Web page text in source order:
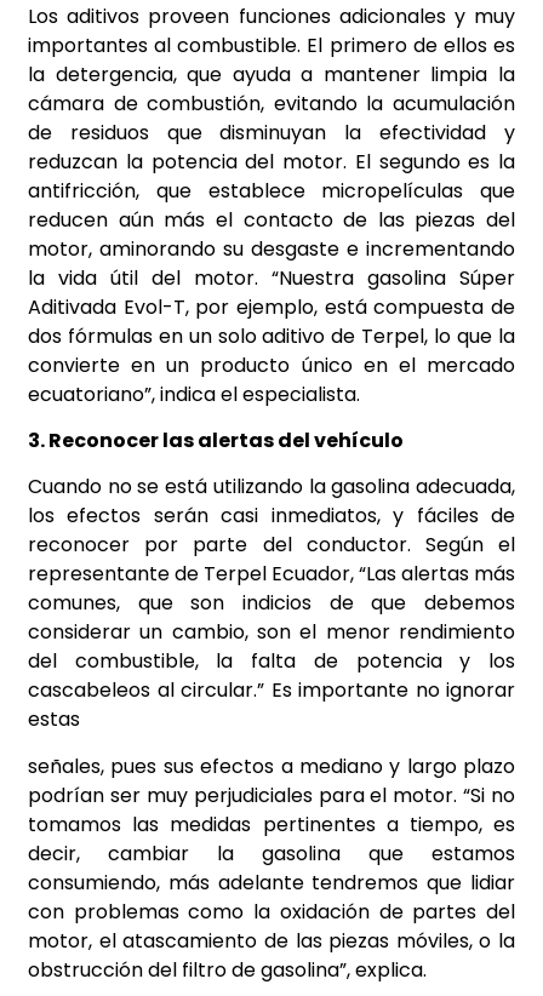
Los aditivos proveen funciones adicionales y muy
importantes al combustible. El primero de ellos es
la detergencia, que ayuda a mantener limpia la
cámara de combustión, evitando la acumulación
de residuos que disminuyan la efectividad y
reduzcan la potencia del motor. El segundo es la
antifricción, que establece micropelículas que
reducen aún más el contacto de las piezas del
motor, aminorando su desgaste e incrementando
la vida útil del motor. “Nuestra gasolina Súper
Aditivada Evol-T, por ejemplo, está compuesta de
dos fórmulas en un solo aditivo de Terpel, lo que la
convierte en un producto único en el mercado
ecuatoriano”, indica el especialista.
3. Reconocer las alertas del vehículo
Cuando no se está utilizando la gasolina adecuada,
los efectos serán casi inmediatos, y fáciles de
reconocer por parte del conductor. Según el
representante de Terpel Ecuador, “Las alertas más
comunes, que son indicios de que debemos
considerar un cambio, son el menor rendimiento
del combustible, la falta de potencia y los
cascabeleos al circular.” Es importante no ignorar
estas
señales, pues sus efectos a mediano y largo plazo
podrían ser muy perjudiciales para el motor. “Si no
tomamos las medidas pertinentes a tiempo, es
decir, cambiar la gasolina que estamos
consumiendo, más adelante tendremos que lidiar
con problemas como la oxidación de partes del
motor, el atascamiento de las piezas móviles, o la
obstrucción del filtro de gasolina”, explica.